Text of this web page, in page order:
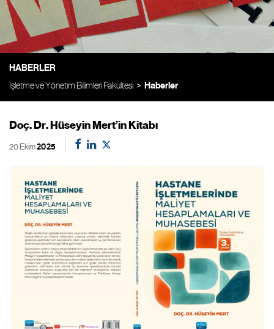
HABERLER
İşletme ve Yönetim Bilimleri Fakültesi Haberler
Doç. Dr. Hüseyin Mert’in Kitabı
20 Ekim2025